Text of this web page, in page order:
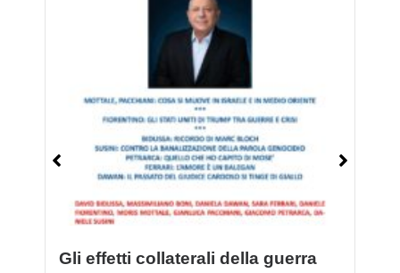
Gli effetti collaterali della guerra